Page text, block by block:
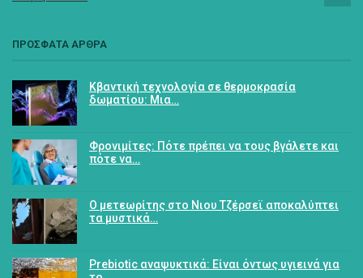
ΠΡΟΣΦΑΤΑ ΑΡΘΡΑ
Κβαντική τεχνολογία σε θερμοκρασία
δωματίου: Μια…
Φρονιμίτες: Πότε πρέπει να τους βγάλετε και
πότε να…
Ο μετεωρίτης στο Νιου Τζέρσεϊ αποκαλύπτει
τα μυστικά…
Prebiotic αναψυκτικά: Είναι όντως υγιεινά για